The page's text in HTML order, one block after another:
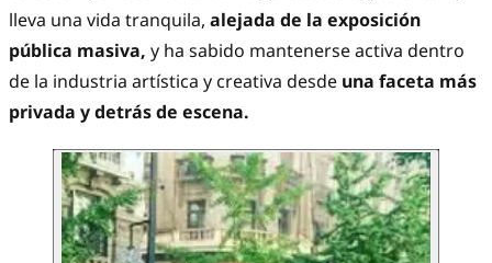
lleva una vida tranquila, alejada de la exposición
pública masiva, y ha sabido mantenerse activa dentro
de la industria artística y creativa desde una faceta más
privada y detrás de escena.